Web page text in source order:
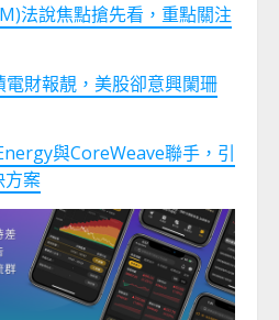
法說焦點搶先看，重點關注
電財報靚，美股卻意興闌珊
與CoreWeave聯手，引
方案